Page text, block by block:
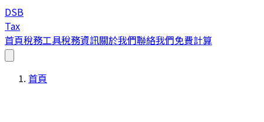
DSB
Tax
首頁稅務工具稅務資訊關於我們聯絡我們免費計算
首頁